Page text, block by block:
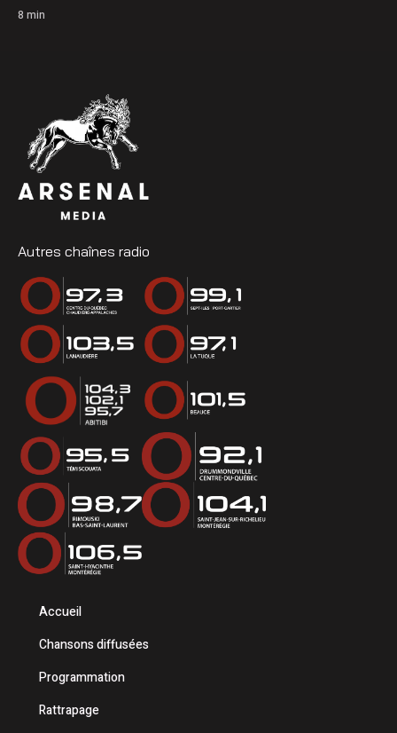
8 min
Autres chaînes radio
Accueil
Chansons diffusées
Programmation
Rattrapage